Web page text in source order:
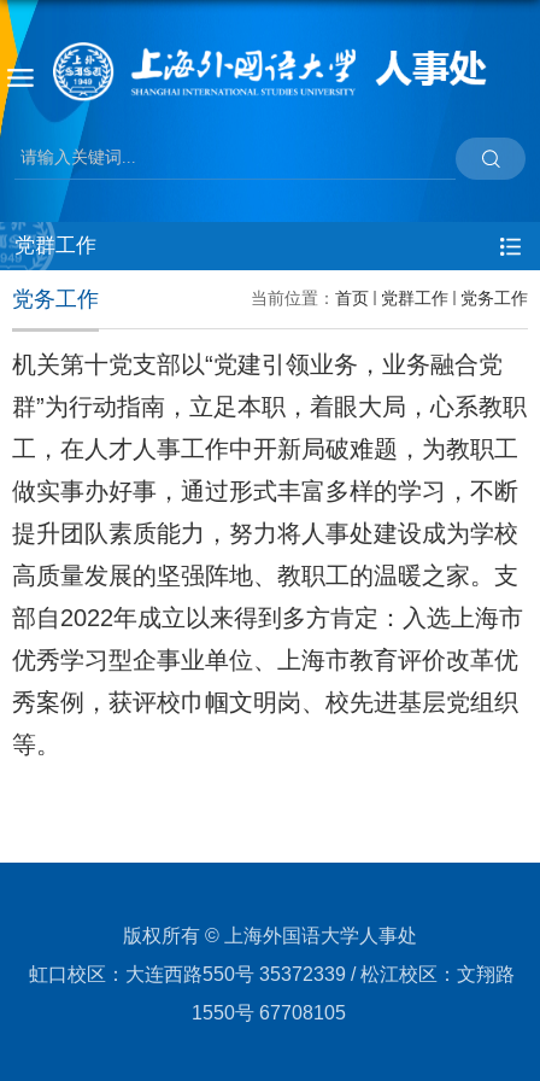
党群工作
当前位置： 首页 党群工作 党务工作
党务工作
机关第十党支部以“党建引领业务，业务融合党
群”为行动指南，立足本职，着眼大局，心系教职
工，在人才人事工作中开新局破难题，为教职工
做实事办好事，通过形式丰富多样的学习，不断
提升团队素质能力，努力将人事处建设成为学校
高质量发展的坚强阵地、教职工的温暖之家。支
部自2022年成立以来得到多方肯定：入选上海市
优秀学习型企事业单位、上海市教育评价改革优
秀案例，获评校巾帼文明岗、校先进基层党组织
等。
版权所有 © 上海外国语大学人事处
虹口校区：大连西路550号 35372339 / 松江校区：文翔路
1550号 67708105